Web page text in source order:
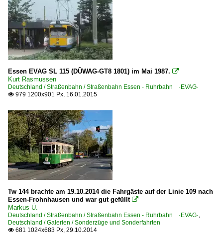
Essen EVAG SL 115 (DÜWAG-GT8 1801) im Mai 1987. 
Kurt Rasmussen
Deutschland / Straßenbahn / Straßenbahn Essen - Ruhrbahn ·EVAG·
 979 1200x901 Px, 16.01.2015
Tw 144 brachte am 19.10.2014 die Fahrgäste auf der Linie 109 nach
Essen-Frohnhausen und war gut gefüllt 
Markus Ü.
Deutschland / Straßenbahn / Straßenbahn Essen - Ruhrbahn ·EVAG·,
Deutschland / Galerien / Sonderzüge und Sonderfahrten
 681 1024x683 Px, 29.10.2014